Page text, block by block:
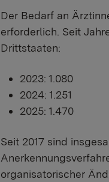
Der Bedarf an
erforderlich. Seit
Drittstaaten:
2023: 1.080
2024: 1.251
2025: 1.470
Seit 2017 sind
organisatorischer